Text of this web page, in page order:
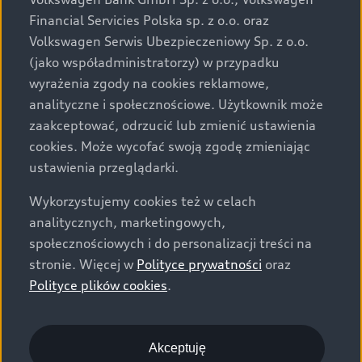
za dopłatą. Wiążące ustalenie ceny, wyposażenia i
specyfikacji pojazdu następują w umowie sprzedaży, a
określenie parametrów technicznych zawiera
świadectwo homologacji typu pojazdu. Zastrzegamy
sobie prawo do zmian i pomyłek. Wszelkie informacje
prezentowane na stronie są aktualne na dzień ich
zamieszczania. W celu uzyskania najnowszych
informacji prosimy kontaktować się z Partnerem Marki
Audi.
Wszystkie produkowane obecnie samochody marki Audi
są wykonywane z materiałów spełniających pod
względem możliwości odzysku i recyklingu wymagania
określone w normie ISO 22628 i są zgodne z
europejskimi świadectwami homologacji wydanymi wg
o.o. podlega obowiązkowi zapewnienia wszystkim
użytkownikom samochodów marki Volkswagen sieci
Financial Servicies Polska sp. z o.o. oraz
Volkswagen Serwis Ubezpieczeniowy Sp. z o.o.
(jako współadministratorzy) w przypadku
wyrażenia zgody na cookies reklamowe,
analityczne i społecznościowe. Użytkownik może
zaakceptować, odrzucić lub zmienić ustawienia
cookies. Może wycofać swoją zgodę zmieniając
ustawienia przeglądarki.
Wykorzystujemy cookies też w celach
analitycznych, marketingowych,
społecznościowych i do personalizacji treści na
stronie. Więcej w Polityce prywatności oraz
Polityce plików cookies.
Akceptuję